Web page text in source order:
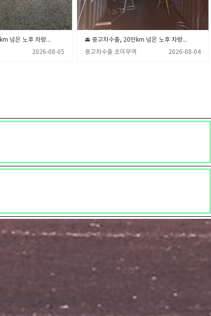
🚘 중고차수출, 20만km 넘은 노후 차량 폐차장 보내기 전 꼭 확인해야 할 3가지 💡 (중고차수출 초이무역)
2026-08-05
🚘 중고차수출, 20만km 넘은 노후 차량 폐차장 보내기 전 꼭 알아야 할 3가지 💡 (중고차수출 초이무역)
중고차수출 초이무역
2026-08-04